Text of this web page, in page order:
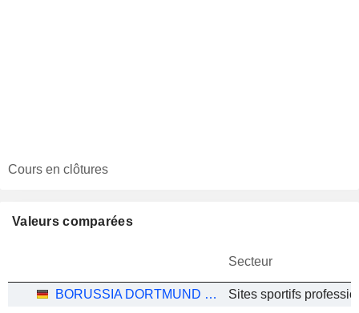
Cours en clôtures
Valeurs comparées
Secteur
BORUSSIA DORTMUND GMBH Sites sportifs